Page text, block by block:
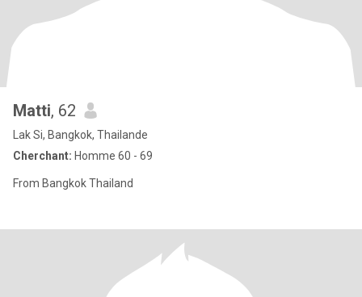
Matti, 62
Lak Si, Bangkok, Thailande
Cherchant: Homme 60 - 69
From Bangkok Thailand